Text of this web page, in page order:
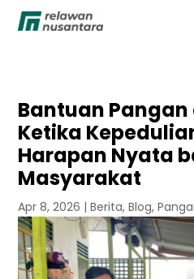
Bantuan Pangan
Ketika
Harapan Nyata
Masyarakat
Apr 8, 2026 |Berita,Blog,